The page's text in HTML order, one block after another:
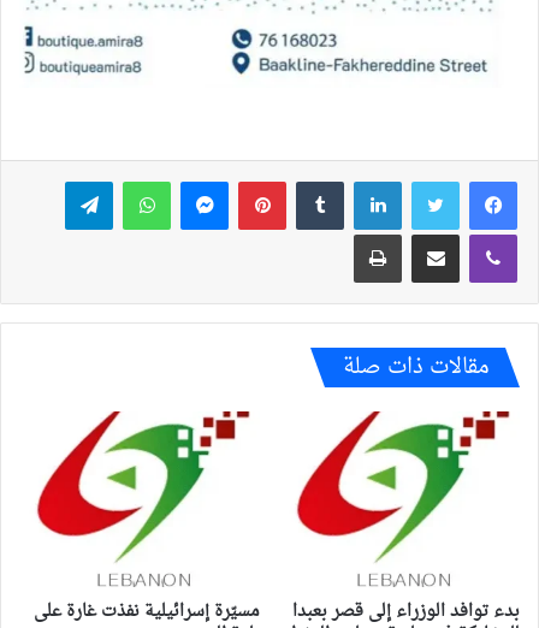
فيسبوك تويتر لينكدإن بينتيريستماسنجر واتساب تيلقرام
ڤايبر مشاركة عبر البريد طباعة
مقالات ذات صلة
بدء توافد الوزراء إلى قصر بعبدا مسيّرة إسرائيلية نفذت غارة على